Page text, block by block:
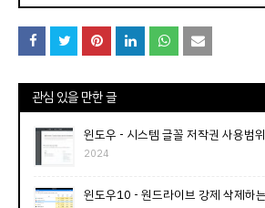
관심 있을 만한 글
윈도우 - 시스템 글꼴 저작권 사용범
2024
윈도우10 - 원드라이브 강제 삭제하